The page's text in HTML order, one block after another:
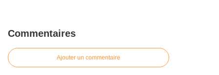
Commentaires
Ajouter un commentaire